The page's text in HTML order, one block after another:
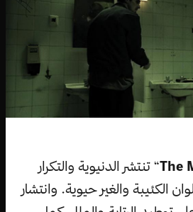
The“ تنتشر الدنيوية والتكرار
الكئيبة والغير حيوية. وانتشار